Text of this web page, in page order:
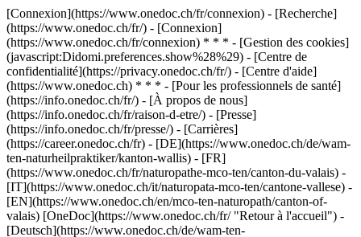
[Connexion](https://www.onedoc.ch/fr/connexion) - [Recherche]
(https://www.onedoc.ch/fr/) - [Connexion]
(https://www.onedoc.ch/fr/connexion) * * * - [Gestion des cookies]
(javascript:Didomi.preferences.show%28%29) - [Centre de
confidentialité](https://privacy.onedoc.ch/fr/) - [Centre d'aide]
(https://www.onedoc.ch) * * * - [Pour les professionnels de santé]
(https://info.onedoc.ch/fr/) - [À propos de nous]
(https://info.onedoc.ch/fr/raison-d-etre/) - [Presse]
(https://info.onedoc.ch/fr/presse/) - [Carrières]
(https://career.onedoc.ch/fr) - [DE](https://www.onedoc.ch/de/wam-
ten-naturheilpraktiker/kanton-wallis) - [FR]
(https://www.onedoc.ch/fr/naturopathe-mco-ten/canton-du-valais) -
[IT](https://www.onedoc.ch/it/naturopata-mco-ten/cantone-vallese) -
[EN](https://www.onedoc.ch/en/mco-ten-naturopath/canton-of-
valais) [OneDoc](https://www.onedoc.ch/fr/ "Retour à l'accueil") -
[Deutsch](https://www.onedoc.ch/de/wam-ten-